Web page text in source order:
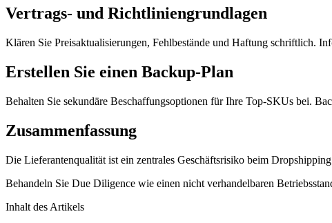
Vertrags- und Richtliniengrundlagen
Klären Sie Preisaktualisierungen, Fehlbestände und Haftung schriftlich.
Erstellen Sie einen Backup-Plan
Behalten Sie sekundäre Beschaffungsoptionen für Ihre Top-SKUs bei.
Zusammenfassung
Die Lieferantenqualität ist ein zentrales Geschäftsrisiko beim
Behandeln Sie Due Diligence wie einen nicht verhandelbaren
Inhalt des Artikels